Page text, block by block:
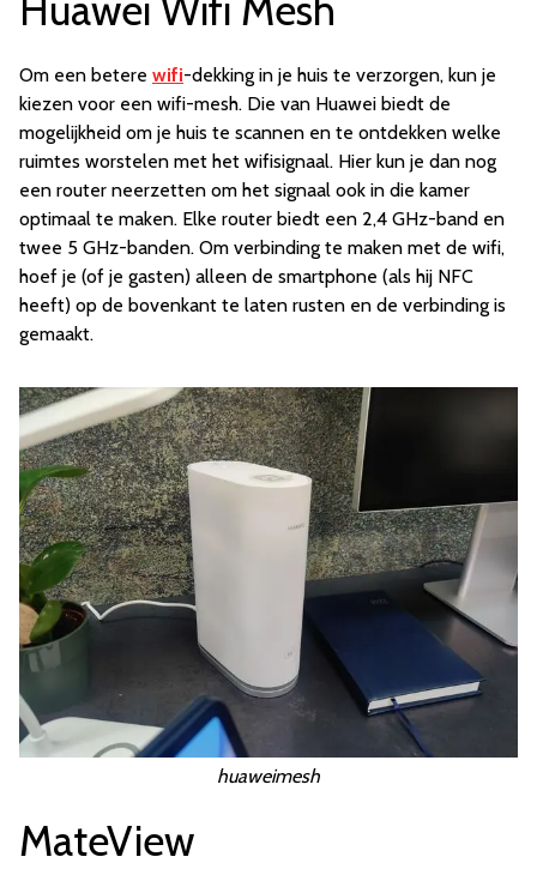
Huawei Wifi Mesh
Om een betere wifi-dekking in je huis te verzorgen, kun je
kiezen voor een wifi-mesh. Die van Huawei biedt de
mogelijkheid om je huis te scannen en te ontdekken welke
ruimtes worstelen met het wifisignaal. Hier kun je dan nog
een router neerzetten om het signaal ook in die kamer
optimaal te maken. Elke router biedt een 2,4 GHz-band en
twee 5 GHz-banden. Om verbinding te maken met de wifi,
hoef je (of je gasten) alleen de smartphone (als hij NFC
heeft) op de bovenkant te laten rusten en de verbinding is
gemaakt.
huaweimesh
MateView